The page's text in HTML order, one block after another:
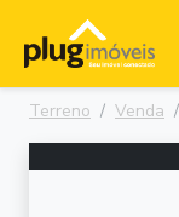
Terreno Venda